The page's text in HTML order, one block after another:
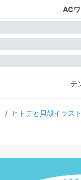
AC
テ
/ ヒトデと貝殻イラス